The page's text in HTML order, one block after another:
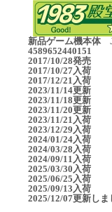
新品ゲーム機本体
4589652440151
2017/10/28発売
2017/10/27入荷
2017/12/21入荷
2023/11/14更新
2023/11/18更新
2023/11/20更新
2023/11/21入荷
2023/12/29入荷
2024/01/24入荷
2024/03/28入荷
2024/09/11入荷
2025/03/30入荷
2025/06/25入荷
2025/09/13入荷
2025/12/07更新しま